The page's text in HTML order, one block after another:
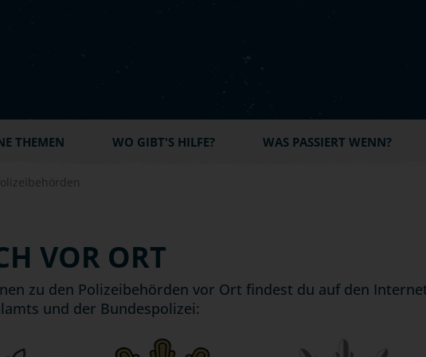
THEMEN WO GIBT'S HILFE? WAS PASSIERT WENN?
VOR ORT
zu den Polizeibehörden vor Ort findest du auf den
und der Bundespolizei: